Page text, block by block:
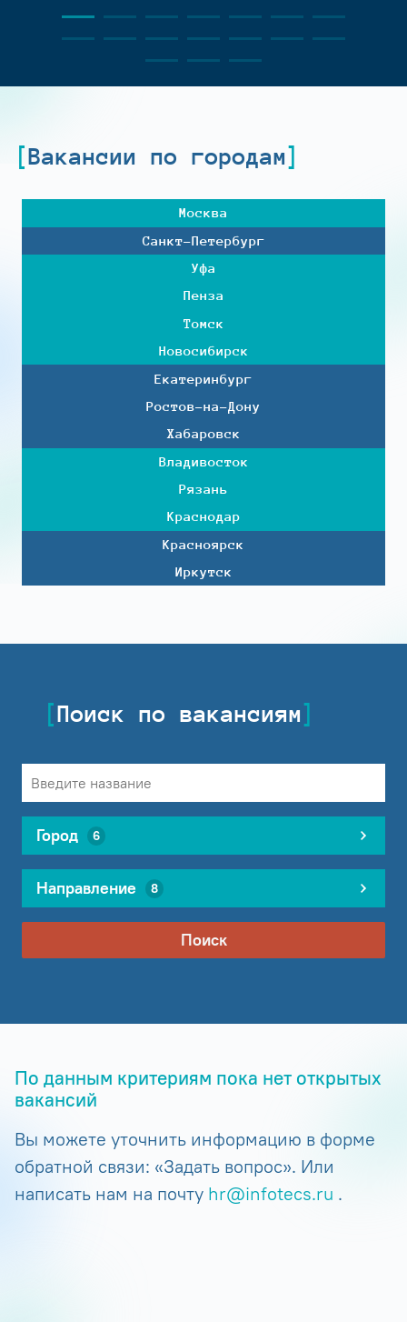
Вакансии по городам
Москва
Санкт-Петербург
Уфа
Пенза
Томск
Новосибирск
Екатеринбург
Ростов-на-Дону
Хабаровск
Владивосток
Рязань
Краснодар
Красноярск
Иркутск
Поиск по вакансиям
Город 6
Направление 8
Поиск
По данным критериям пока нет открытых
вакансий
Вы можете уточнить информацию в форме
обратной связи: «Задать вопрос». Или
написать нам на почту hr@infotecs.ru .